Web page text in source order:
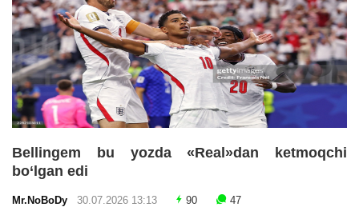
Bellingem bu yozda «Real»dan ketmoqchi
bo‘lgan edi
Mr.NoBoDy 30.07.2026 13:13 90 47